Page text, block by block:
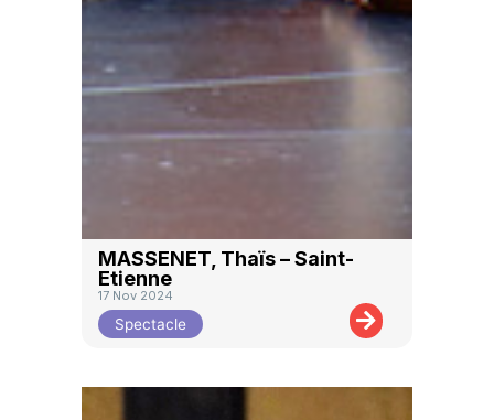
MASSENET, Thaïs – Saint-
Etienne
17 Nov 2024
Spectacle